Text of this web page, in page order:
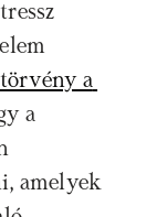
a
a
amelyek